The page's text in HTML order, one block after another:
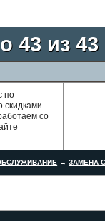
43 из 43
по
скидками
со
→ЗАМЕНА